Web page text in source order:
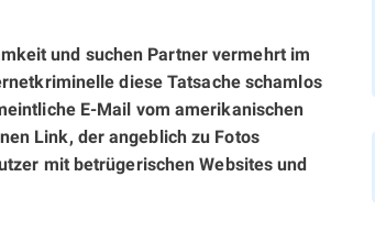
und suchen Partner vermehrt im
diese Tatsache schamlos
E-Mail vom amerikanischen
Link, der angeblich zu Fotos
mit betrügerischen Websites und